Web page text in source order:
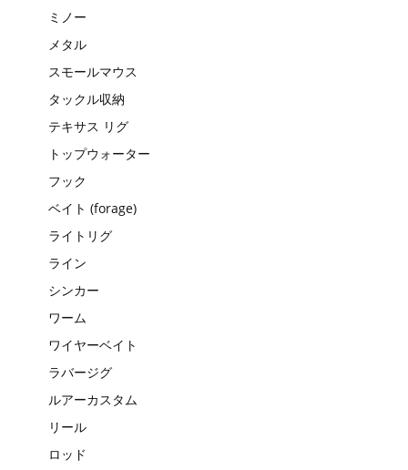
ミノー
メタル
スモールマウス
タックル収納
テキサス リグ
トップウォーター
フック
ベイト (forage)
ライトリグ
ライン
シンカー
ワーム
ワイヤーベイト
ラバージグ
ルアーカスタム
リール
ロッド